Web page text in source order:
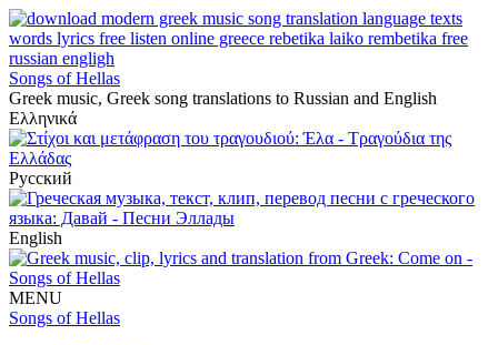
Songs of Hellas
Greek music, Greek song translations to Russian and English
Ελληνικά
Русский
English
MENU
Songs of Hellas